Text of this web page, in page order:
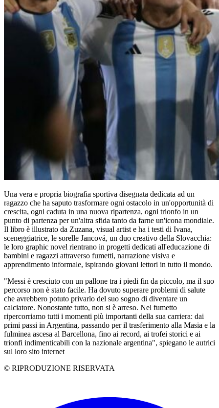
Una vera e propria biografia sportiva disegnata dedicata ad un
ragazzo che ha saputo trasformare ogni ostacolo in un'opportunità di
crescita, ogni caduta in una nuova ripartenza, ogni trionfo in un
punto di partenza per un'altra sfida tanto da farne un'icona mondiale.
Il libro è illustrato da Zuzana, visual artist e ha i testi di Ivana,
sceneggiatrice, le sorelle Jancová, un duo creativo della Slovacchia:
le loro graphic novel rientrano in progetti dedicati all'educazione di
bambini e ragazzi attraverso fumetti, narrazione visiva e
apprendimento informale, ispirando giovani lettori in tutto il mondo.
"Messi è cresciuto con un pallone tra i piedi fin da piccolo, ma il suo
percorso non è stato facile. Ha dovuto superare problemi di salute
che avrebbero potuto privarlo del suo sogno di diventare un
calciatore. Nonostante tutto, non si è arreso. Nel fumetto
ripercorriamo tutti i momenti più importanti della sua carriera: dai
primi passi in Argentina, passando per il trasferimento alla Masia e la
fulminea ascesa al Barcellona, fino ai record, ai trofei storici e ai
trionfi indimenticabili con la nazionale argentina", spiegano le autrici
sul loro sito internet
© RIPRODUZIONE RISERVATA